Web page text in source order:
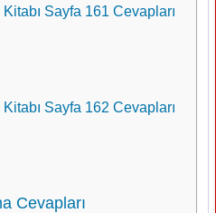
Sayfa 161 Cevapları
Sayfa 162 Cevapları
Cevapları